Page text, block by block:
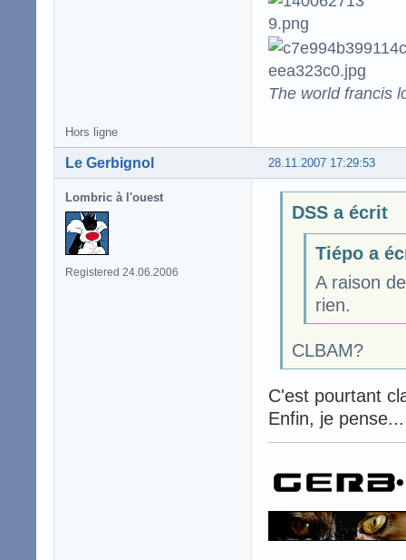
The world francis
Hors ligne
28.11.2007 17:29:53
Le Gerbignol
Lombric à l'ouest
Registered 24.06.2006
DSS a écrit
Tiépo a
A raison
rien.
CLBAM?
C'est pourtant
Enfin, je